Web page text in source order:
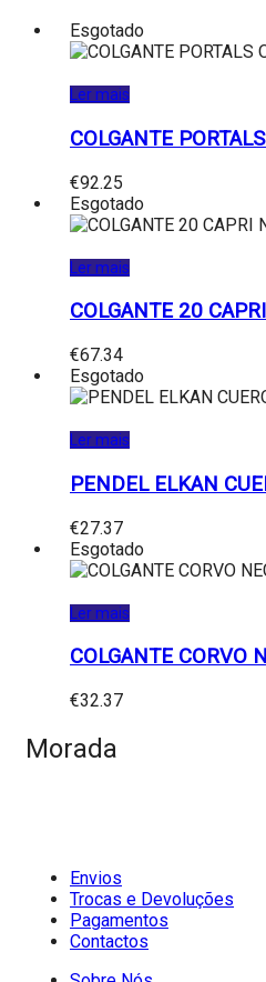
Esgotado
Ler mais
COLGANTE
€92.25
Esgotado
Ler mais
COLGANTE 20
€67.34
Esgotado
Ler mais
PENDEL ELKAN
€27.37
Esgotado
Ler mais
COLGANTE CORVO
€32.37
Morada
Envios
Trocas e Devoluções
Pagamentos
Contactos